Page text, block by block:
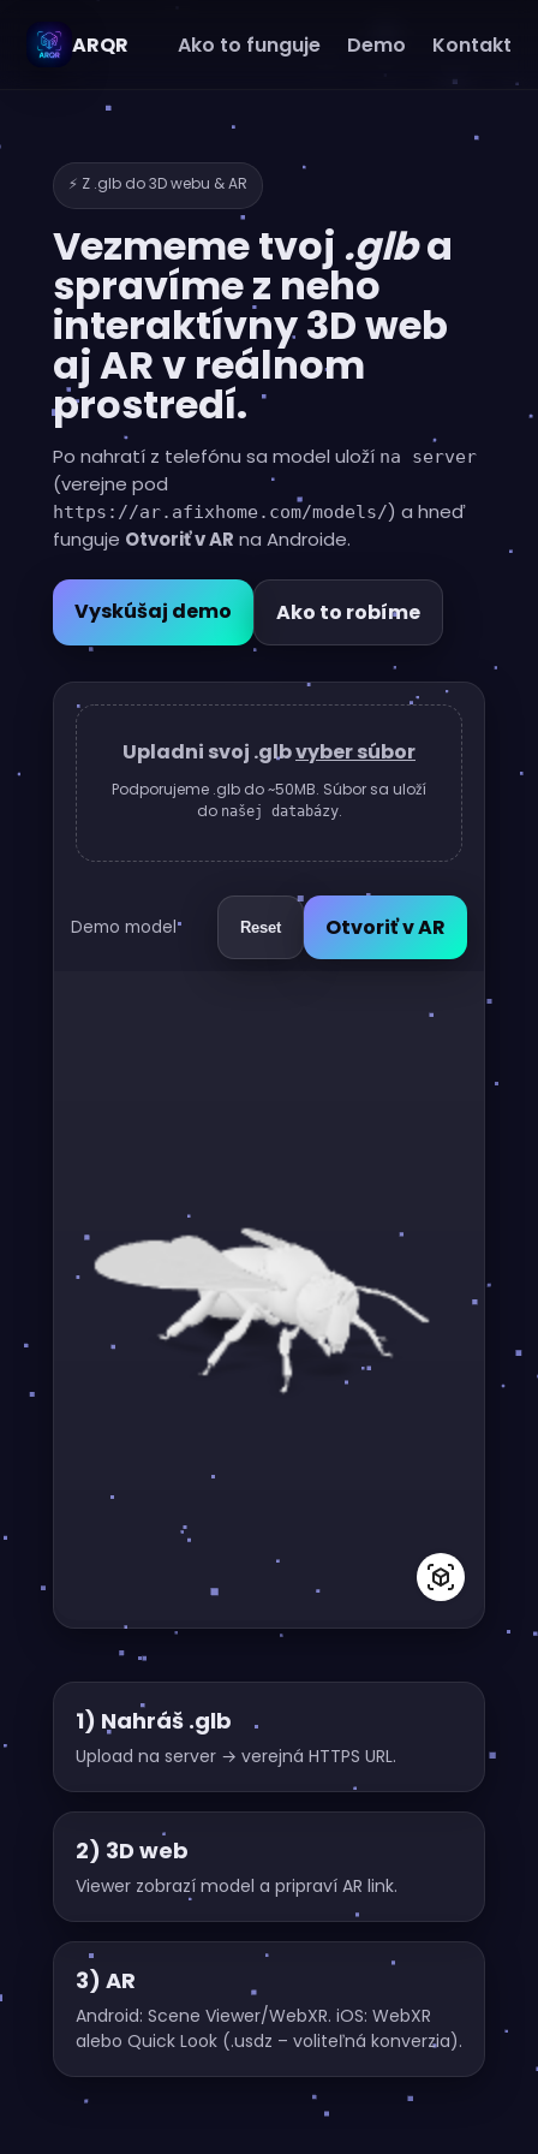
ARQR Ako to funguje Demo Kontakt
⚡ Z .glb do 3D webu & AR
Vezmeme tvoj .glba
spravíme z neho
interaktívny 3D web
ajARv reálnom
prostredí.
Po nahratí z telefónu sa model uloží na server
(verejne pod
https://ar.afixhome.com/models/) a hneď
funguje Otvoriť v AR na Androide.
Vyskúšaj demo Ako to robíme
Upladni svoj .glbvyber súbor
Podporujeme .glb do ~50MB. Súbor sa uloží
do našej databázy.
Demo model Reset Otvoriť v AR
1) Nahráš .glb
Upload na server → verejná HTTPS URL.
2) 3D web
Viewer zobrazí model a pripraví AR link.
3) AR
Android: Scene Viewer/WebXR. iOS: WebXR
alebo Quick Look (.usdz – voliteľná konverzia).